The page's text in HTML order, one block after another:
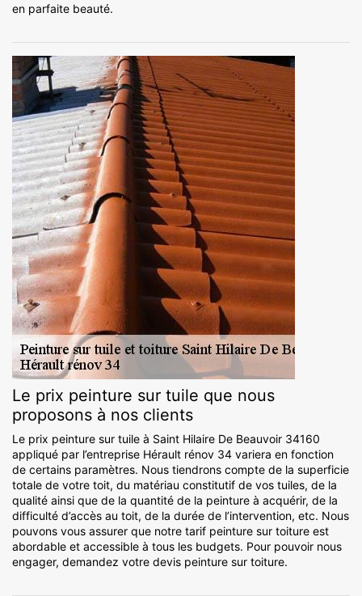
en parfaite beauté.
Le prix peinture sur tuile que nous
proposons à nos clients
Le prix peinture sur tuile à Saint Hilaire De Beauvoir 34160
appliqué par l’entreprise Hérault rénov 34 variera en fonction
de certains paramètres. Nous tiendrons compte de la superficie
totale de votre toit, du matériau constitutif de vos tuiles, de la
qualité ainsi que de la quantité de la peinture à acquérir, de la
difficulté d’accès au toit, de la durée de l’intervention, etc. Nous
pouvons vous assurer que notre tarif peinture sur toiture est
abordable et accessible à tous les budgets. Pour pouvoir nous
engager, demandez votre devis peinture sur toiture.